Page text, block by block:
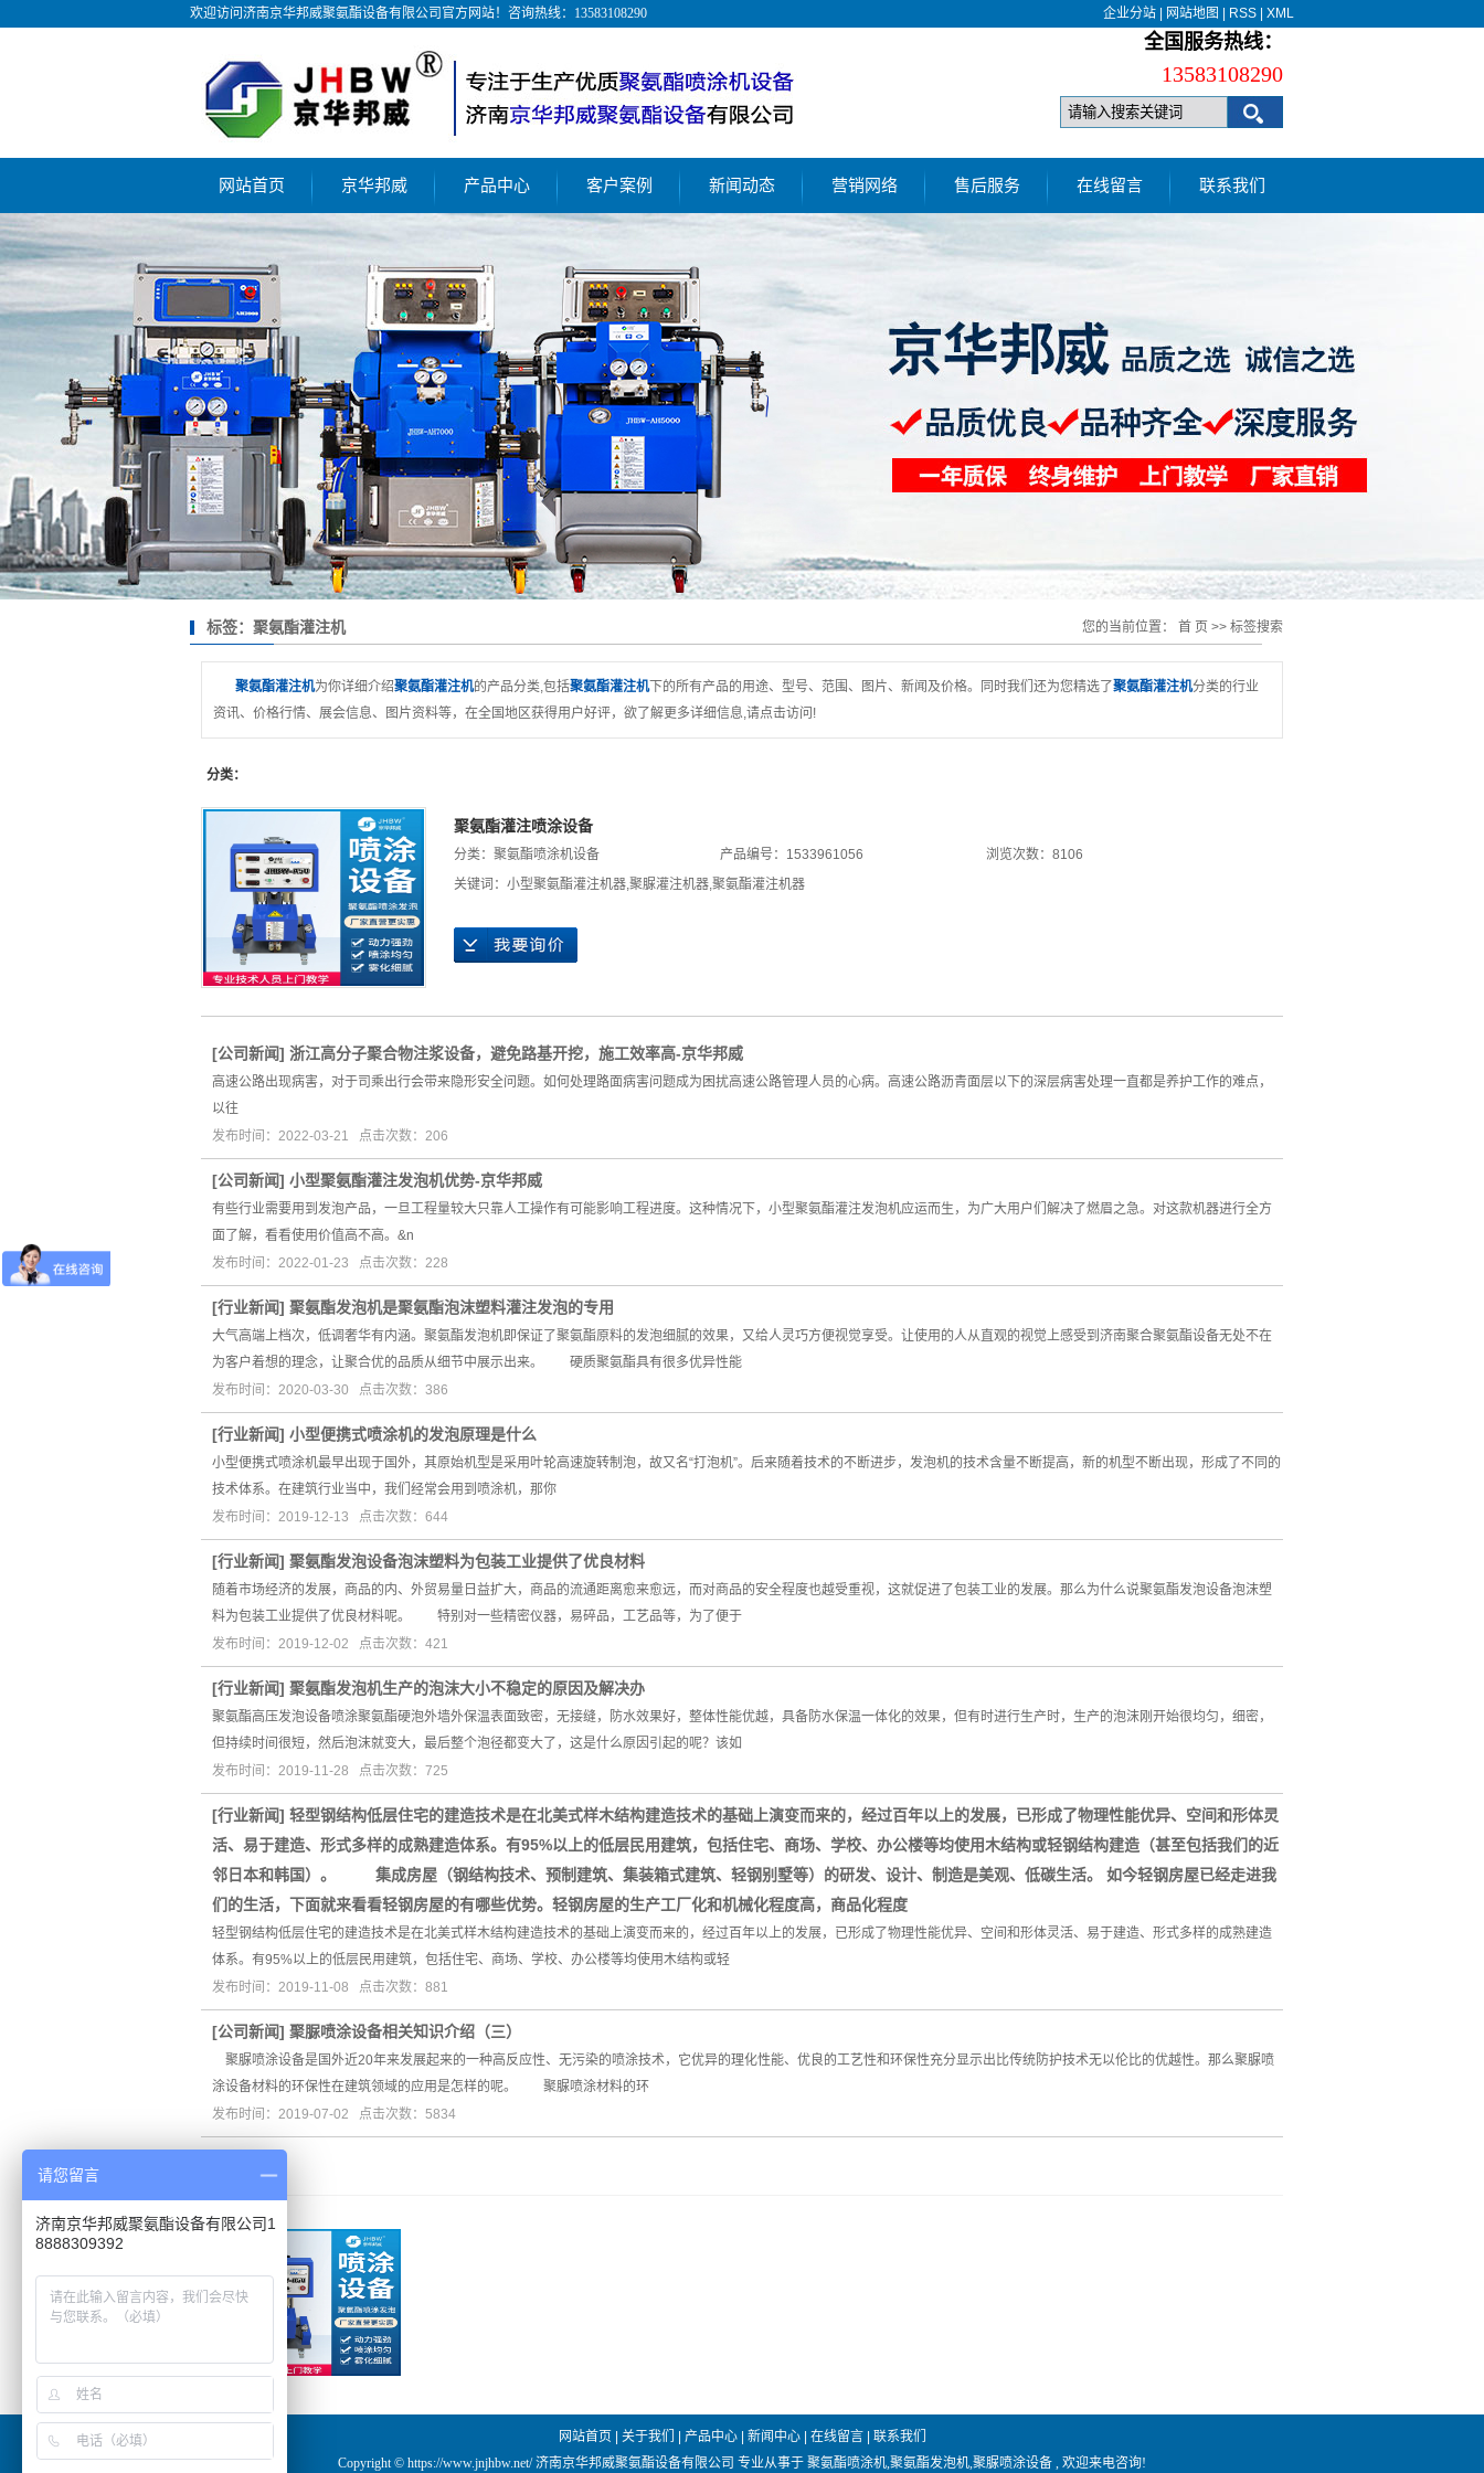
欢迎访问济南京华邦威聚氨酯设备有限公司官方网站！咨询热线： 13583108290 企业分站 网站地图 RSS XML
全国服务热线：
13583108290
网站首页 京华邦威
公司简介
荣誉资质
合作伙伴
技术工艺
产品中心
聚脲喷涂机
聚氨酯喷涂机
聚氨酯灌注机
气动喷涂机
液压喷涂机
聚氨酯喷涂机厂家
聚氨酯喷涂机设备
客户案例
聚脲防水防腐工艺
聚氨酯浇注/灌注案例
新闻动态
公司新闻
营销网络 售后服务 在线留言 联系我们
标签：聚氨酯灌注机 您的当前位置： 首 页 >> 标签搜索
聚氨酯灌注机为你详细介绍聚氨酯灌注机的产品分类,包括聚氨酯灌注机下的所有产品的用途、型号、范围、图片、新闻及价格。同时我们还为您精选了聚氨酯灌注机分类的行业
资讯、价格行情、展会信息、图片资料等，在全国地区获得用户好评，欲了解更多详细信息,请点击访问!
分类：
聚氨酯灌注喷涂设备
分类： 聚氨酯喷涂机设备 产品编号：1533961056
浏览次数：8106
关键词： 小型聚氨酯灌注机器,聚脲灌注机器,聚氨酯灌注机器
[公司新闻] 浙江高分子聚合物注浆设备，避免路基开挖，施工效率高-京华邦威
高速公路出现病害，对于司乘出行会带来隐形安全问题。如何处理路面病害问题成为困扰高速公路管理人员的心病。高速公路沥青面层以下的深层病害处理一直都是养护工作的难点，
以往
发布时间：2022-03-21 点击次数：206
[公司新闻] 小型聚氨酯灌注发泡机优势-京华邦威
有些行业需要用到发泡产品，一旦工程量较大只靠人工操作有可能影响工程进度。这种情况下，小型聚氨酯灌注发泡机应运而生，为广大用户们解决了燃眉之急。对这款机器进行全方
面了解，看看使用价值高不高。&n
发布时间：2022-01-23 点击次数：228
[行业新闻] 聚氨酯发泡机是聚氨酯泡沫塑料灌注发泡的专用
大气高端上档次，低调奢华有内涵。聚氨酯发泡机即保证了聚氨酯原料的发泡细腻的效果，又给人灵巧方便视觉享受。让使用的人从直观的视觉上感受到济南聚合聚氨酯设备无处不在
为客户着想的理念，让聚合优的品质从细节中展示出来。 硬质聚氨酯具有很多优异性能
发布时间：2020-03-30 点击次数：386
[行业新闻] 小型便携式喷涂机的发泡原理是什么
小型便携式喷涂机最早出现于国外，其原始机型是采用叶轮高速旋转制泡，故又名“打泡机”。后来随着技术的不断进步，发泡机的技术含量不断提高，新的机型不断出现，形成了不同的
技术体系。在建筑行业当中，我们经常会用到喷涂机，那你
发布时间：2019-12-13 点击次数：644
[行业新闻] 聚氨酯发泡设备泡沫塑料为包装工业提供了优良材料
随着市场经济的发展，商品的内、外贸易量日益扩大，商品的流通距离愈来愈远，而对商品的安全程度也越受重视，这就促进了包装工业的发展。那么为什么说聚氨酯发泡设备泡沫塑
料为包装工业提供了优良材料呢。 特别对一些精密仪器，易碎品，工艺品等，为了便于
发布时间：2019-12-02 点击次数：421
[行业新闻] 聚氨酯发泡机生产的泡沫大小不稳定的原因及解决办
聚氨酯高压发泡设备喷涂聚氨酯硬泡外墙外保温表面致密，无接缝，防水效果好，整体性能优越，具备防水保温一体化的效果，但有时进行生产时，生产的泡沫刚开始很均匀，细密，
但持续时间很短，然后泡沫就变大，最后整个泡径都变大了，这是什么原因引起的呢？该如
发布时间：2019-11-28 点击次数：725
[行业新闻] 轻型钢结构低层住宅的建造技术是在北美式样木结构建造技术的基础上演变而来的，经过百年以上的发展，已形成了物理性能优异、空间和形体灵
活、易于建造、形式多样的成熟建造体系。有95%以上的低层民用建筑，包括住宅、商场、学校、办公楼等均使用木结构或轻钢结构建造（甚至包括我们的近
邻日本和韩国）。 集成房屋（钢结构技术、预制建筑、集装箱式建筑、轻钢别墅等）的研发、设计、制造是美观、低碳生活。 如今轻钢房屋已经走进我
们的生活，下面就来看看轻钢房屋的有哪些优势。轻钢房屋的生产工厂化和机械化程度高，商品化程度
轻型钢结构低层住宅的建造技术是在北美式样木结构建造技术的基础上演变而来的，经过百年以上的发展，已形成了物理性能优异、空间和形体灵活、易于建造、形式多样的成熟建造
体系。有95%以上的低层民用建筑，包括住宅、商场、学校、办公楼等均使用木结构或轻
发布时间：2019-11-08 点击次数：881
[公司新闻] 聚脲喷涂设备相关知识介绍（三）
聚脲喷涂设备是国外近20年来发展起来的一种高反应性、无污染的喷涂技术，它优异的理化性能、优良的工艺性和环保性充分显示出比传统防护技术无以伦比的优越性。那么聚脲喷
涂设备材料的环保性在建筑领域的应用是怎样的呢。 聚脲喷涂材料的环
发布时间：2019-07-02 点击次数：5834
推荐产品
网站首页 关于我们 产品中心| 新闻中心| 在线留言| 联系我们
Copyright © https://www.jnjhbw.net/ 济南京华邦威聚氨酯设备有限公司 专业从事于 聚氨酯喷涂机,聚氨酯发泡机,聚脲喷涂设备 , 欢迎来电咨询!
请您留言
济南京华邦威聚氨酯设备有限公司1
8888309392